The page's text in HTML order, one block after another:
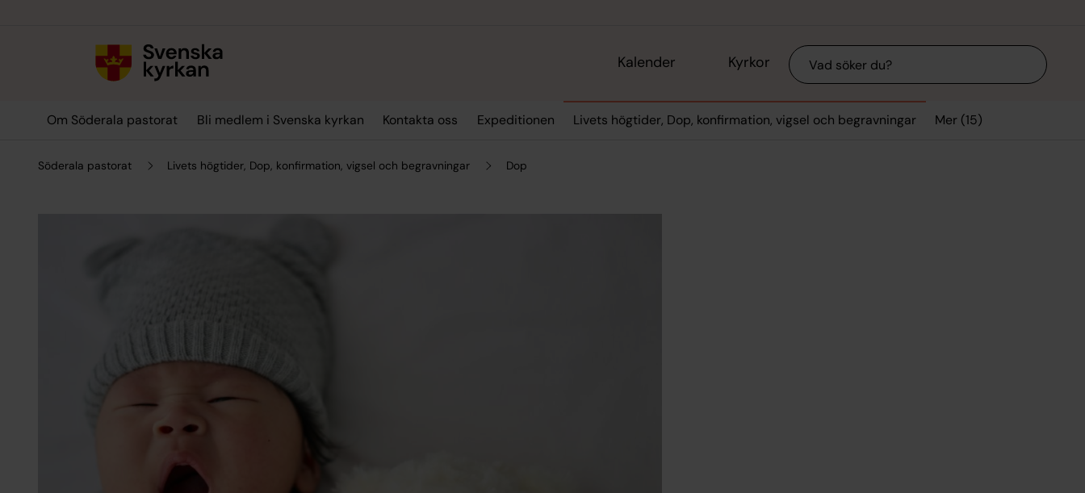
Kalender Kyrkor Sök
Om Söderala pastorat Bli medlem i Svenska kyrkan Kontakta oss Expeditionen Livets högtider, Dop, konfirmation, vigsel och begravningar Mer (15)
Söderala pastorat Livets högtider, Dop, konfirmation, vigsel och begravningar Dop